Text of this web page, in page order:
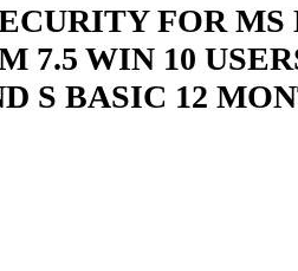
FOR
7.5 WIN 10
S BASIC 12